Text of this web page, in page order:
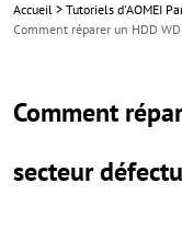
Accueil > Tutoriels d'AOMEI
Comment réparer un HDD
Comment
secteur